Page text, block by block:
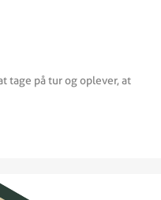
tage på tur og oplever, at